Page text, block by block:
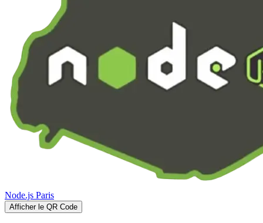
Node.js Paris
Afficher le QR Code